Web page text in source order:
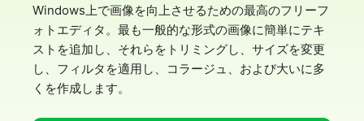
Windows上で画像を向上させるための最高のフリーフ
ォトエディタ。最も一般的な形式の画像に簡単にテキ
ストを追加し、それらをトリミングし、サイズを変更
し、フィルタを適用し、コラージュ、および大いに多
くを作成します。